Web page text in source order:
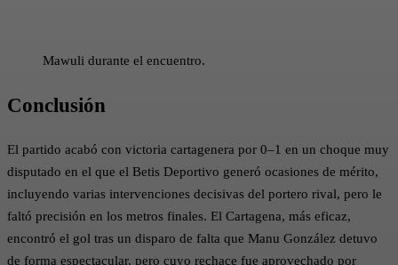
Mawuli durante el encuentro.
Conclusión
El partido acabó con victoria cartagenera por 0–1 en un choque muy
disputado en el que el Betis Deportivo generó ocasiones de mérito,
incluyendo varias intervenciones decisivas del portero rival, pero le
faltó precisión en los metros finales. El Cartagena, más eficaz,
encontró el gol tras un disparo de falta que Manu González detuvo
de forma espectacular, pero cuyo rechace fue aprovechado por